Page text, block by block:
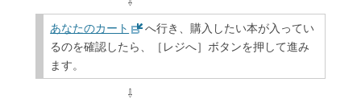
あなたのカート
へ行き、購入したい本が入ってい
るのを確認したら、［レジへ］ボタンを押して進み
ます。